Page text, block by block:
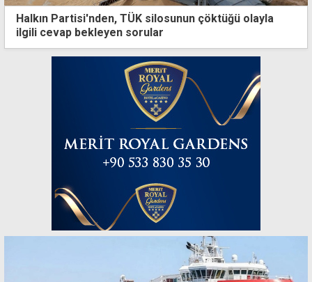
Halkın Partisi'nden, TÜK silosunun çöktüğü olayla
ilgili cevap bekleyen sorular